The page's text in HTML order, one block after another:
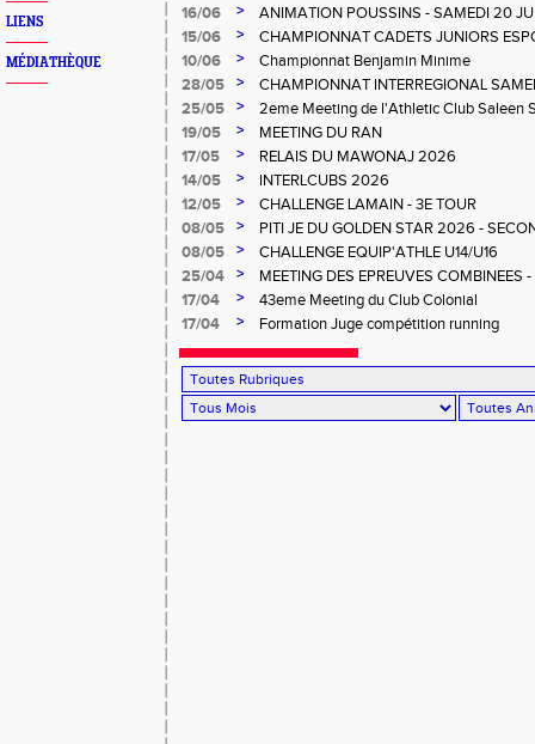
LIENS
MÉDIATHÈQUE
16/06
>
ANIMATION POUSSINS - SAMEDI 20
15/06
>
CHAMPIONNAT CADETS JUNIORS
10/06
>
Championnat Benjamin Minime
28/05
>
CHAMPIONNAT INTERREGIONAL
Gosier
25/05 >
2eme Meeting de l'Athletic Club Saleen
19/05
>
MEETING DU RAN
17/05
>
RELAIS DU MAWONAJ 2026
14/05
>
INTERLCUBS 2026
12/05
>
CHALLENGE LAMAIN - 3E TOUR
08/05
>
PITI JE DU GOLDEN STAR 2026 -
08/05
>
CHALLENGE EQUIP'ATHLE U14/U16
25/04
>
MEETING DES EPREUVES
Salée
17/04 >
43eme Meeting du Club Colonial
17/04
> Formation Juge compétition running